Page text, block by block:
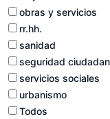
obras y servicios
rr.hh.
sanidad
seguridad
servicios sociales
urbanismo
Todos